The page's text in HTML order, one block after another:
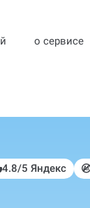
о сервисе
4.8/5 Яндекс